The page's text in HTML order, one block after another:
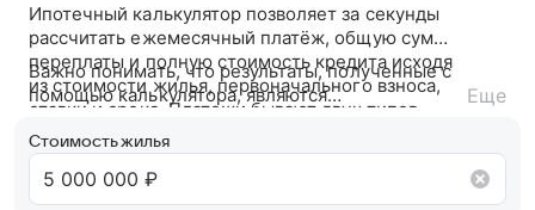
Ипотечный калькулятор позволяет за секунды
рассчитать ежемесячный платёж, общую сумму
переплаты и полную стоимость кредита исходя
из стоимости жилья, первоначального взноса,
ставки и срока. Платежи бывают двух типов —
аннуитетный (фиксированный на весь срок) или
дифференцированный (убывающий).
Важно понимать, что результаты, полученные с
помощью калькулятора, являются
ознакомится с вашей кредитной историей и
кредитным рейтингом и на основании вашего
кредитного потенциала предложит точные
Еще
Стоимость жилья